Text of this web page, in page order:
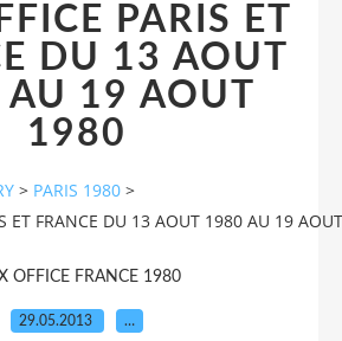
PARIS ET
DU 13 AOUT
19 AOUT
1980
> PARIS 1980 >
ET FRANCE DU 13 AOUT 1980 AU 19
OFFICE FRANCE 1980
29.05.2013 …